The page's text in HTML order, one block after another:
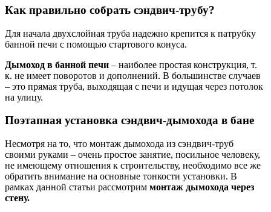
Как правильно собрать сэндвич-трубу?
Для начала двухслойная труба надежно крепится к патрубку
банной печи с помощью стартового конуса.
Дымоход в банной печи – наиболее простая конструкция, т.
к. не имеет поворотов и дополнений. В большинстве случаев
– это прямая труба, выходящая с печи и идущая через потолок
на улицу.
Поэтапная установка сэндвич-дымохода в бане
Несмотря на то, что монтаж дымохода из сэндвич-труб
своими руками – очень простое занятие, посильное человеку,
не имеющему отношения к строительству, необходимо все же
обратить внимание на основные тонкости установки. В
рамках данной статьи рассмотрим монтаж дымохода через
стену.